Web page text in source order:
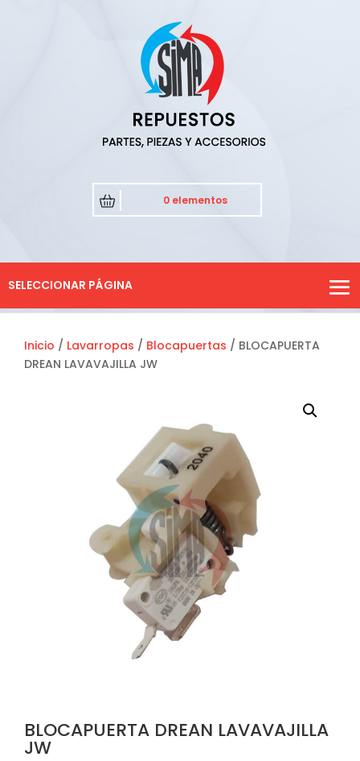
0 elementos
SELECCIONAR PÁGINA
Inicio / Lavarropas / Blocapuertas / BLOCAPUERTA
DREAN LAVAVAJILLA JW
BLOCAPUERTA DREAN LAVAVAJILLA
JW